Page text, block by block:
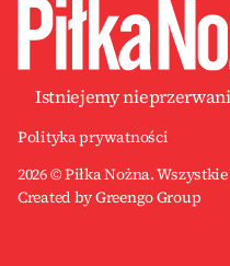
Istniejemy
Polityka prywatności
2026 © Piłka Nożna.
Created by Greengo Group